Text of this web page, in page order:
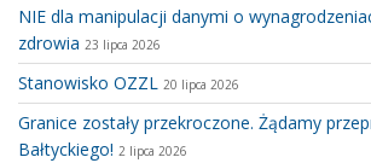
NIE dla manipulacji danymi o
zdrowia 23 lipca 2026
Stanowisko OZZL 20 lipca 2026
Granice zostały przekroczone. Żądamy
Bałtyckiego! 2 lipca 2026